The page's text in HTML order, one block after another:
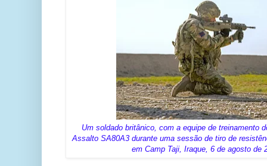
Um soldado britânico, com a equipe de treinamento
Assalto SA80A3 durante uma sessão de tiro de
em Camp Taji, Iraque, 6 de agosto de